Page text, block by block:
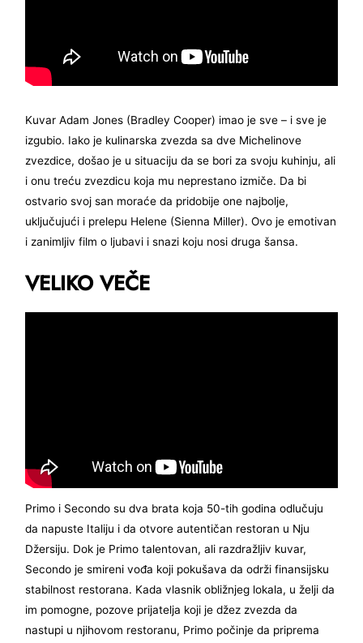
Kuvar Adam Jones (Bradley Cooper) imao je sve – i sve je
izgubio. Iako je kulinarska zvezda sa dve Michelinove
zvezdice, došao je u situaciju da se bori za svoju kuhinju, ali
i onu treću zvezdicu koja mu neprestano izmiče. Da bi
ostvario svoj san moraće da pridobije one najbolje,
uključujući i prelepu Helene (Sienna Miller). Ovo je emotivan
i zanimljiv film o ljubavi i snazi koju nosi druga šansa.
VELIKO VEČE
Primo i Secondo su dva brata koja 50-tih godina odlučuju
da napuste Italiju i da otvore autentičan restoran u Nju
Džersiju. Dok je Primo talentovan, ali razdražljiv kuvar,
Secondo je smireni vođa koji pokušava da održi finansijsku
stabilnost restorana. Kada vlasnik obližnjeg lokala, u želji da
im pomogne, pozove prijatelja koji je džez zvezda da
nastupi u njihovom restoranu, Primo počinje da priprema